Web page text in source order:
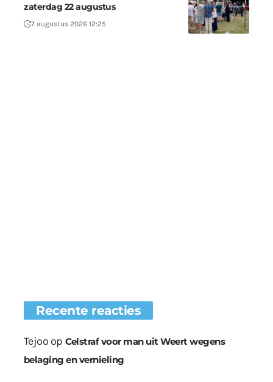
zaterdag 22 augustus
7 augustus 2026 12:25
Recente reacties
Tejoo op Celstraf voor man uit Weert wegens
belaging en vernieling